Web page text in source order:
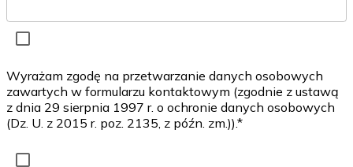
Wyrażam zgodę na przetwarzanie danych osobowych
zawartych w formularzu kontaktowym (zgodnie z ustawą
z dnia 29 sierpnia 1997 r. o ochronie danych osobowych
(Dz. U. z 2015 r. poz. 2135, z późn. zm.)).*